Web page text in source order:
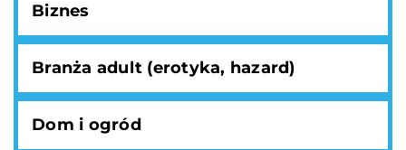
Biznes
Branża adult (erotyka, hazard)
Dom i ogród